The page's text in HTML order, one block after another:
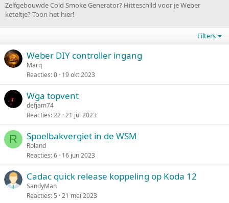
Zelfgebouwde Cold Smoke Generator? Hitteschild voor je Weber
keteltje? Toon het hier!
Filters
Weber DIY controller ingang
Marq
Reacties 0 19 okt 2023
Wga topvent
defjam74
Reacties 22 21 jul 2023
R Spoelbakvergiet in de WSM
Roland
Reacties 6 16 jun 2023
Cadac quick release koppeling op Koda 12
SandyMan
Reacties 5 21 mei 2023